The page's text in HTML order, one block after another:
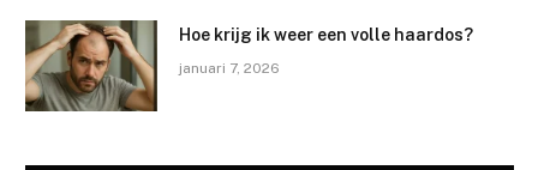
Hoe krijg ik weer een volle haardos?
januari 7, 2026